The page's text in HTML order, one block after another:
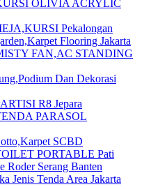
OLIVIA ACRYLIC
Pekalongan
Flooring Jakarta
FAN,AC STANDING
Dan Dekorasi
R8 Jepara
PARASOL
SCBD
PORTABLE Pati
Roder Serang Banten
Jenis Tenda Area Jakarta